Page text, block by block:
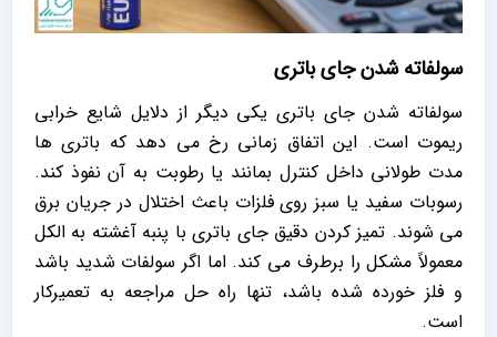
سولفاته شدن جای باتری
سولفاته شدن جای باتری یکی دیگر از دلایل شایع خرابی
ریموت است. این اتفاق زمانی رخ می‌ دهد که باتری‌ ها
مدت طولانی داخل کنترل بمانند یا رطوبت به آن نفوذ کند.
رسوبات سفید یا سبز روی فلزات باعث اختلال در جریان برق
می‌ شوند. تمیز کردن دقیق جای باتری با پنبه آغشته به الکل
معمولاً مشکل را برطرف می‌ کند. اما اگر سولفات شدید باشد
و فلز خورده شده باشد، تنها راه حل مراجعه به تعمیرکار
است.